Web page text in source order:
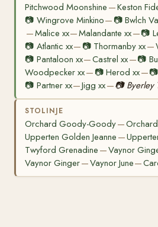
Pitchwood Moonshine —Keston
📷 Wingrove Minkino— 📷Bwlch
—Malice xx—Malandante xx—📷
📷 Atlantic xx— 📷 Thormanby xx—
📷 Pantaloon xx—Castrel xx—📷
Woodpecker xx— 📷Herod xx—📷
📷 Partner xx—Jigg xx—📷 Byerley
STOLINJE
Orchard Goody-Goody—
Upperten Golden Jeanne —
Twyford Grenadine —Vaynor
Vaynor Ginger—Vaynor June—